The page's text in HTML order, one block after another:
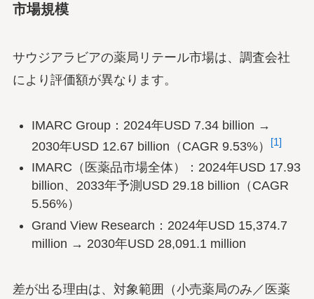
市場規模
サウジアラビアの薬局リテール市場は、調査会社
により評価額が異なります。
IMARC Group：2024年USD 7.34 billion →
2030年USD 12.67 billion（CAGR 9.53%）
[1]
IMARC（医薬品市場全体）：2024年USD 17.93
billion、2033年予測USD 29.18 billion（CAGR
5.56%）
Grand View Research：2024年USD 15,374.7
million → 2030年USD 28,091.1 million
差が出る理由は、対象範囲（小売薬局のみ／医薬